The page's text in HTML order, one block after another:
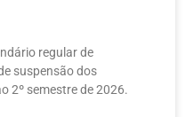
regular de
suspensão dos
2º semestre de 2026.